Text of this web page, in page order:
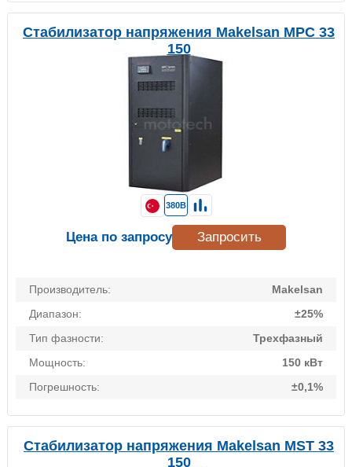
Стабилизатор напряжения Makelsan MPC 33
150
Производитель:
Makelsan
Диапазон:
±25%
Тип фазности:
Трехфазный
Мощность:
150 кВт
Погрешность:
±0,1%
380В
Цена по запросу Запросить
Стабилизатор напряжения Makelsan MST 33
150